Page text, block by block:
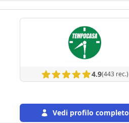
4.9(443 rec.)
Vedi profilo completo